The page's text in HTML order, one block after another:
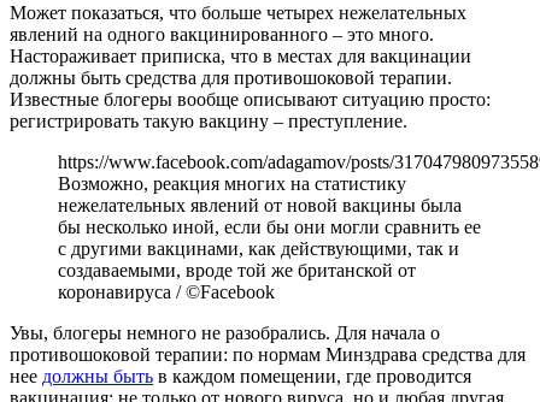
Может показаться, что больше четырех нежелательных
явлений на одного вакцинированного – это много.
Настораживает приписка, что в местах для вакцинации
должны быть средства для противошоковой терапии.
Известные блогеры вообще описывают ситуацию просто:
регистрировать такую вакцину – преступление.
https://www.facebook.com/adagamov/posts/
Возможно, реакция многих на статистику
нежелательных явлений от новой вакцины была
бы несколько иной, если бы они могли сравнить ее
с другими вакцинами, как действующими, так и
создаваемыми, вроде той же британской от
коронавируса / ©Facebook
Увы, блогеры немного не разобрались. Для начала о
противошоковой терапии: по нормам Минздрава средства для
нее должны быть в каждом помещении, где проводится
вакцинация: не только от нового вируса, но и любая другая.